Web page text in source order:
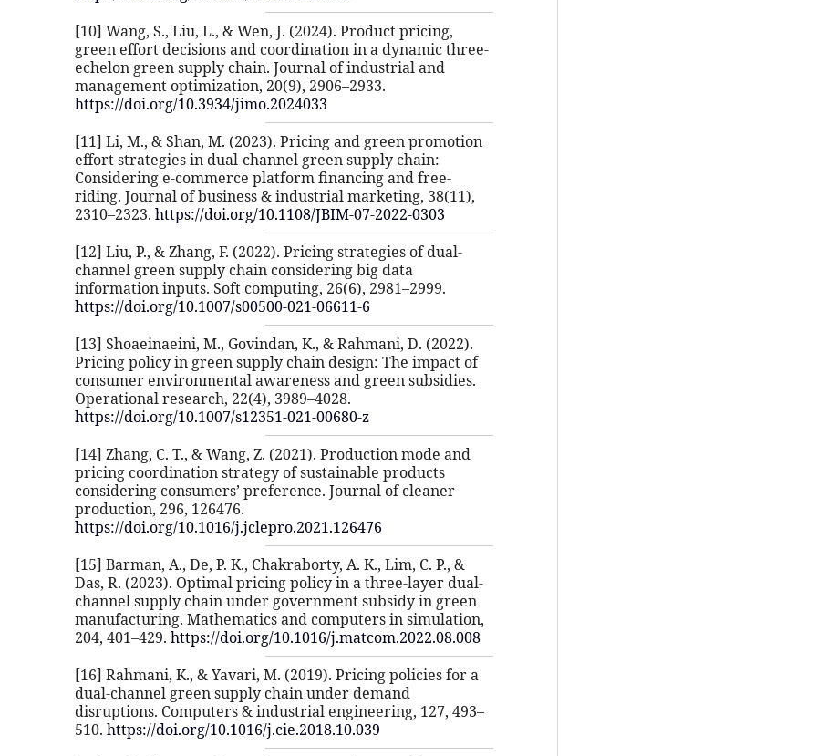
[10] Wang, S., Liu, L., & Wen, J. (2024). Product pricing,
green effort decisions and coordination in a dynamic three-
echelon green supply chain. Journal of industrial and
management optimization, 20(9), 2906–2933.
https://doi.org/10.3934/jimo.2024033
[11] Li, M., & Shan, M. (2023). Pricing and green promotion
effort strategies in dual-channel green supply chain:
Considering e-commerce platform financing and free-
riding. Journal of business & industrial marketing, 38(11),
2310–2323.https://doi.org/10.1108/JBIM-07-2022-0303
[12] Liu, P., & Zhang, F. (2022). Pricing strategies of dual-
channel green supply chain considering big data
information inputs. Soft computing, 26(6), 2981–2999.
https://doi.org/10.1007/s00500-021-06611-6
[13] Shoaeinaeini, M., Govindan, K., & Rahmani, D. (2022).
Pricing policy in green supply chain design: The impact of
consumer environmental awareness and green subsidies.
Operational research, 22(4), 3989–4028.
https://doi.org/10.1007/s12351-021-00680-z
[14] Zhang, C. T., & Wang, Z. (2021). Production mode and
pricing coordination strategy of sustainable products
considering consumers’ preference. Journal of cleaner
production, 296, 126476.
https://doi.org/10.1016/j.jclepro.2021.126476
[15] Barman, A., De, P. K., Chakraborty, A. K., Lim, C. P., &
Das, R. (2023). Optimal pricing policy in a three-layer dual-
channel supply chain under government subsidy in green
manufacturing. Mathematics and computers in simulation,
204, 401–429.https://doi.org/10.1016/j.matcom.2022.08.008
[16] Rahmani, K., & Yavari, M. (2019). Pricing policies for a
dual-channel green supply chain under demand
disruptions. Computers & industrial engineering, 127, 493–
510.https://doi.org/10.1016/j.cie.2018.10.039